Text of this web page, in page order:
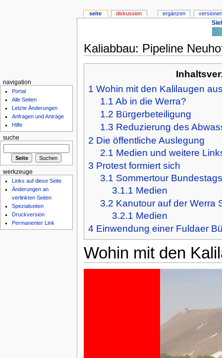
Kaliabbau: Pipeline
1 Wohin mit den Kalilaugen
1.1 Ab in die Werra?
1.2 Bürgerbeteiligung
1.3 Reduzierung des
2 Die öffentliche Auslegung
2.1 Medien und weitere
3 Protest formiert sich
3.1 Sommertour
3.1.1 Medien
3.2 Kanutour auf der Werra
3.2.1 Medien
4 Einwendung einer Fuldaer
Wohin mit den
seite diskussion ergänzen
navigation
Portal
Alle Seiten
Letzte Änderungen
Anfragen und Anträge
Hilfe
suche
werkzeuge
Links auf diese Seite
Änderungen an
verlinkten Seiten
Spezialseiten
Druckversion
Permanenter Link